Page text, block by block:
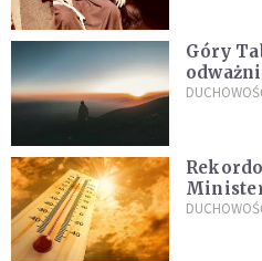
Góry
po